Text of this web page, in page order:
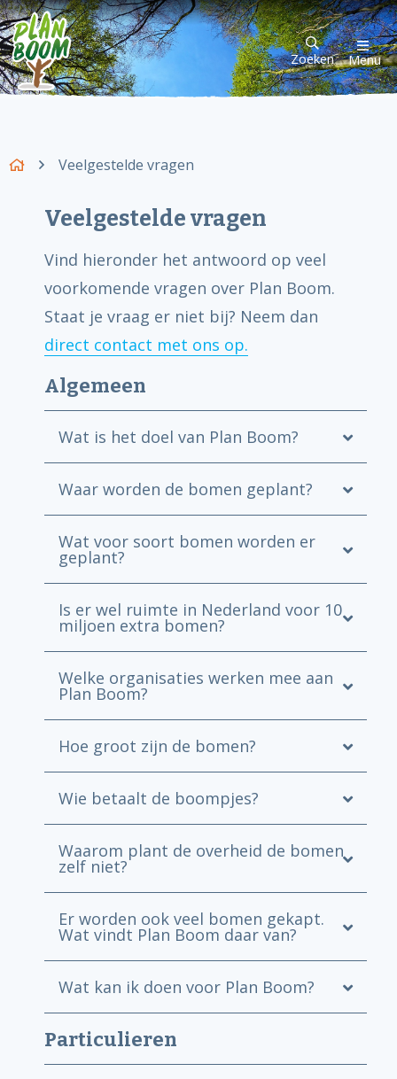
Zoeken Menu
Veelgestelde vragen
Veelgestelde vragen
Vind hieronder het antwoord op veel
voorkomende vragen over Plan Boom.
Staat je vraag er niet bij? Neem dan
direct contact met ons op.
Algemeen
Wat is het doel van Plan Boom?
Waar worden de bomen geplant?
Wat voor soort bomen worden er
geplant?
Is er wel ruimte in Nederland voor 10
miljoen extra bomen?
Welke organisaties werken mee aan
Plan Boom?
Hoe groot zijn de bomen?
Wie betaalt de boompjes?
Waarom plant de overheid de bomen
zelf niet?
Er worden ook veel bomen gekapt.
Wat vindt Plan Boom daar van?
Wat kan ik doen voor Plan Boom?
Particulieren